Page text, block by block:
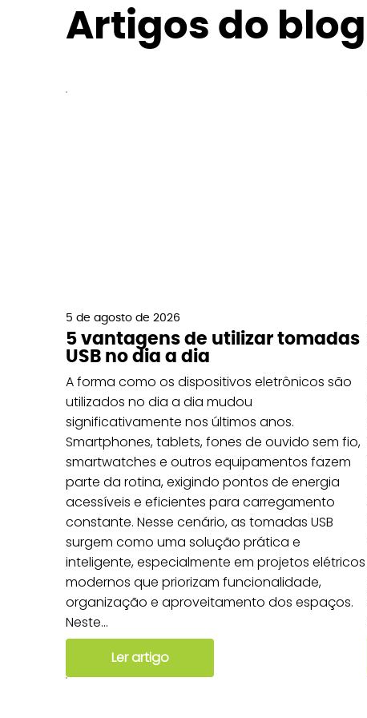
Artigos do blog
A forma como os dispositivos eletrônicos são
utilizados no dia a dia mudou
significativamente nos últimos anos.
Smartphones, tablets, fones de ouvido sem fio,
smartwatches e outros equipamentos fazem
parte da rotina, exigindo pontos de energia
acessíveis e eficientes para carregamento
constante. Nesse cenário, as tomadas USB
surgem como uma solução prática e
inteligente, especialmente em projetos elétricos
modernos que priorizam funcionalidade,
organização e aproveitamento dos espaços.
Neste...
5 vantagens de utilizar tomadas
USB no dia a dia
5 de agosto de 2026
Ler artigo